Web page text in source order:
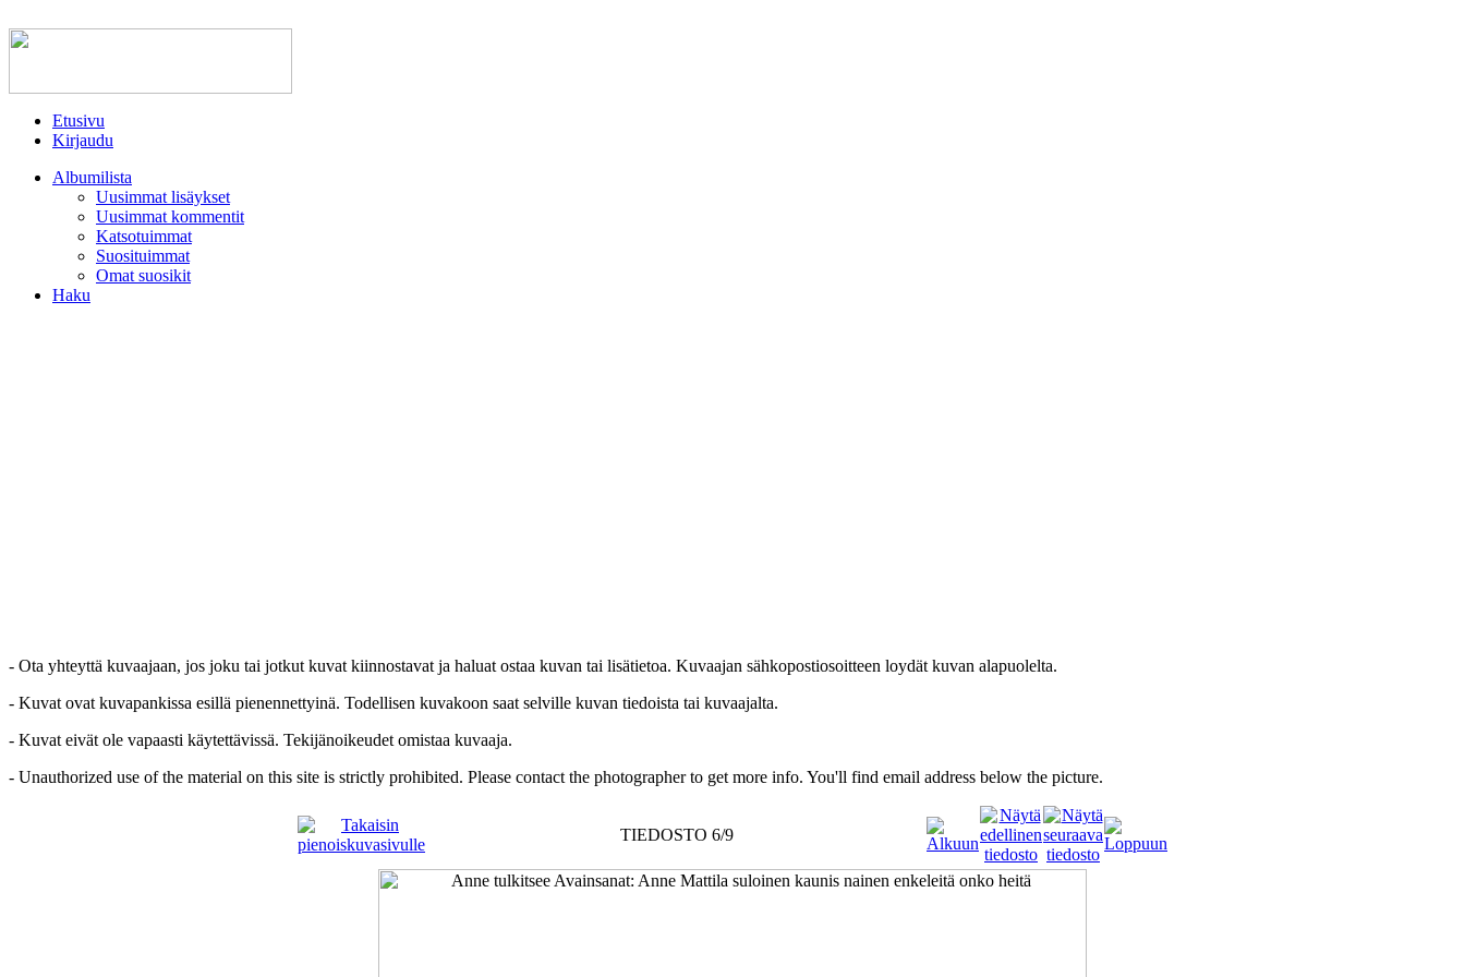
Etusivu
Kirjaudu
Albumilista
Uusimmat lisäykset
Uusimmat kommentit
Katsotuimmat
Suosituimmat
Omat suosikit
Haku
- Ota yhteyttä kuvaajaan, jos joku tai jotkut kuvat kiinnostavat ja haluat ostaa kuvan tai lisätietoa. Kuvaajan sähkopostiosoitteen loydät kuvan alapuolelta.
- Kuvat ovat kuvapankissa esillä pienennettyinä. Todellisen kuvakoon saat selville kuvan tiedoista tai kuvaajalta.
- Kuvat eivät ole vapaasti käytettävissä. Tekijänoikeudet omistaa kuvaaja.
- Unauthorized use of the material on this site is strictly prohibited. Please contact the photographer to get more info. You'll find email address below the picture.
TIEDOSTO 6/9